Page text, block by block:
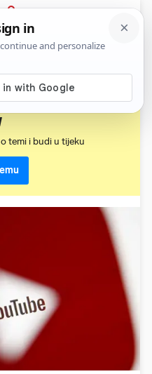
PRIJAVA
temi i budi u tijeku